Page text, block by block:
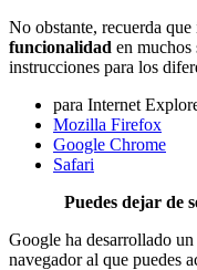
No obstante, recuerda
funcionalidad en
instrucciones para los
para Internet
Mozilla Firefox
Google Chrome
Safari
Puedes dejar de
Google ha desarrollado
navegador al que puedes